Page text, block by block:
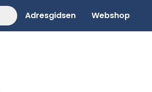
Adresgidsen Webshop